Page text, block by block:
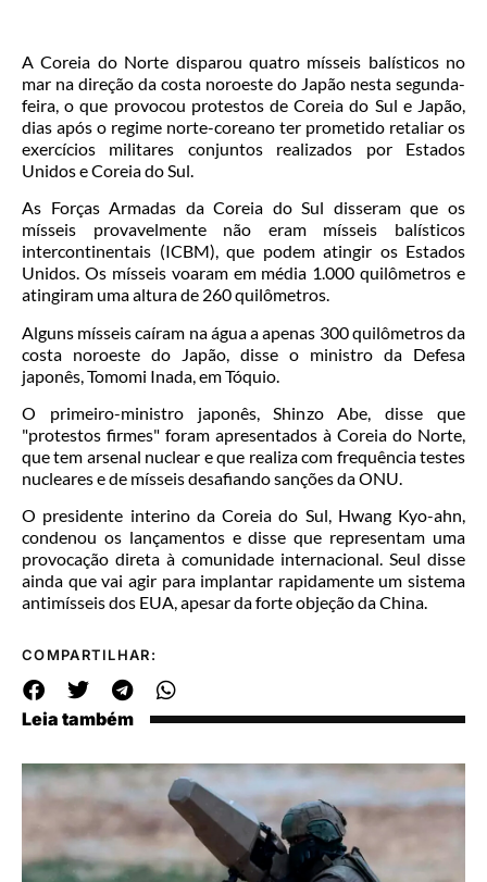
A Coreia do Norte disparou quatro mísseis balísticos no
mar na direção da costa noroeste do Japão nesta segunda-
feira, o que provocou protestos de Coreia do Sul e Japão,
dias após o regime norte-coreano ter prometido retaliar os
exercícios militares conjuntos realizados por Estados
Unidos e Coreia do Sul.
As Forças Armadas da Coreia do Sul disseram que os
mísseis provavelmente não eram mísseis balísticos
intercontinentais (ICBM), que podem atingir os Estados
Unidos. Os mísseis voaram em média 1.000 quilômetros e
atingiram uma altura de 260 quilômetros.
Alguns mísseis caíram na água a apenas 300 quilômetros da
costa noroeste do Japão, disse o ministro da Defesa
japonês, Tomomi Inada, em Tóquio.
O primeiro-ministro japonês, Shinzo Abe, disse que
"protestos firmes" foram apresentados à Coreia do Norte,
que tem arsenal nuclear e que realiza com frequência testes
nucleares e de mísseis desafiando sanções da ONU.
O presidente interino da Coreia do Sul, Hwang Kyo-ahn,
condenou os lançamentos e disse que representam uma
provocação direta à comunidade internacional. Seul disse
ainda que vai agir para implantar rapidamente um sistema
antimísseis dos EUA, apesar da forte objeção da China.
COMPARTILHAR:
Leia também